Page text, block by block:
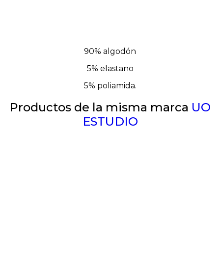
90% algodón
5% elastano
5% poliamida.
Productos de la misma marca UO
ESTUDIO